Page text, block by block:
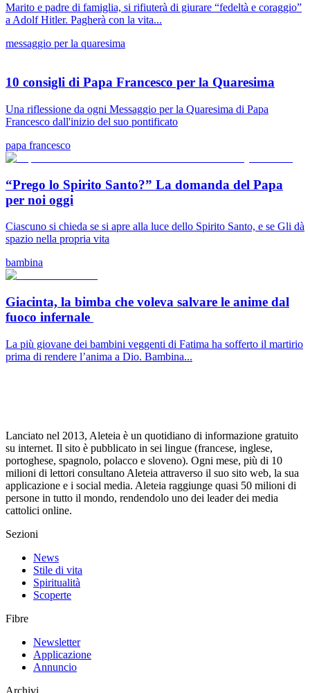
Marito e padre di famiglia, si rifiuterà di giurare “fedeltà e coraggio”
a Adolf Hitler. Pagherà con la vita...
messaggio per la quaresima
10 consigli di Papa Francesco per la Quaresima
Una riflessione da ogni Messaggio per la Quaresima di Papa
Francesco dall'inizio del suo pontificato
papa francesco
“Prego lo Spirito Santo?” La domanda del Papa
per noi oggi
Ciascuno si chieda se si apre alla luce dello Spirito Santo, e se Gli dà
spazio nella propria vita
bambina
Giacinta, la bimba che voleva salvare le anime dal
fuoco infernale
La più giovane dei bambini veggenti di Fatima ha sofferto il martirio
prima di rendere l’anima a Dio. Bambina...
Lanciato nel 2013, Aleteia è un quotidiano di informazione gratuito
su internet. Il sito è pubblicato in sei lingue (francese, inglese,
portoghese, spagnolo, polacco e sloveno). Ogni mese, più di 10
milioni di lettori consultano Aleteia attraverso il suo sito web, la sua
applicazione e i social media. Aleteia raggiunge quasi 50 milioni di
persone in tutto il mondo, rendendolo uno dei leader dei media
cattolici online.
Sezioni
News
Stile di vita
Spiritualità
Scoperte
Fibre
Newsletter
Applicazione
Annuncio
Archivi